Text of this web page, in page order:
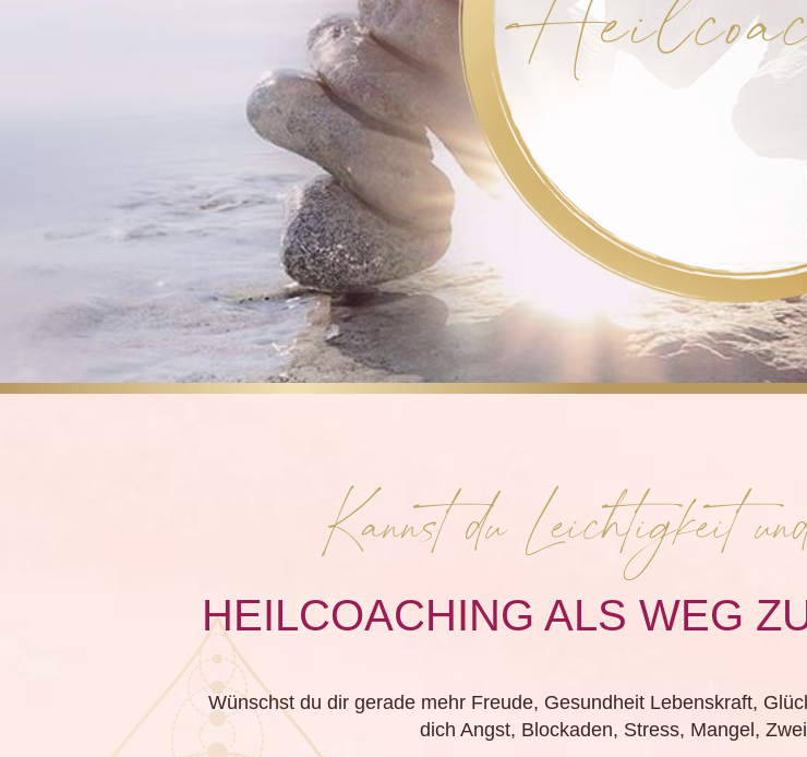
Kannst du Leichtigkeit
HEILCOACHING ALS WEG
Wünschst du dir gerade mehr Freude, Gesundheit Lebenskraft,
dich Angst, Blockaden, Stress, Mangel,